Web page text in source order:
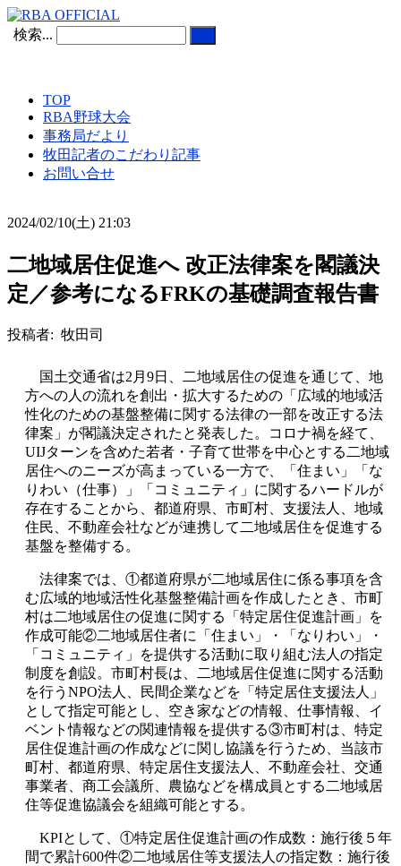
検索...
TOP
RBA野球大会
事務局だより
牧田記者のこだわり記事
お問い合せ
2024/02/10(土) 21:03
二地域居住促進へ 改正法律案を閣議決
定／参考になるFRKの基礎調査報告書
投稿者: 牧田司
国土交通省は2月9日、二地域居住の促進を通じて、地
方への人の流れを創出・拡大するための「広域的地域活
性化のための基盤整備に関する法律の一部を改正する法
律案」が閣議決定されたと発表した。コロナ禍を経て、
UIJターンを含めた若者・子育て世帯を中心とする二地域
居住へのニーズが高まっている一方で、「住まい」「な
りわい（仕事）」「コミュニティ」に関するハードルが
存在することから、都道府県、市町村、支援法人、地域
住民、不動産会社などが連携して二地域居住を促進する
基盤を整備する。
法律案では、①都道府県が二地域居住に係る事項を含
む広域的地域活性化基盤整備計画を作成したとき、市町
村は二地域居住の促進に関する「特定居住促進計画」を
作成可能②二地域居住者に「住まい」・「なりわい」・
「コミュニティ」を提供する活動に取り組む法人の指定
制度を創設。市町村長は、二地域居住促進に関する活動
を行うNPO法人、民間企業などを「特定居住支援法人」
として指定可能とし、空き家などの情報、仕事情報、イ
ベント情報などの関連情報を提供する③市町村は、特定
居住促進計画の作成などに関し協議を行うため、当該市
町村、都道府県、特定居住支援法人、不動産会社、交通
事業者、商工会議所、農協などを構成員とする二地域居
住等促進協議会を組織可能とする。
KPIとして、①特定居住促進計画の作成数：施行後５年
間で累計600件②二地域居住等支援法人の指定数：施行後